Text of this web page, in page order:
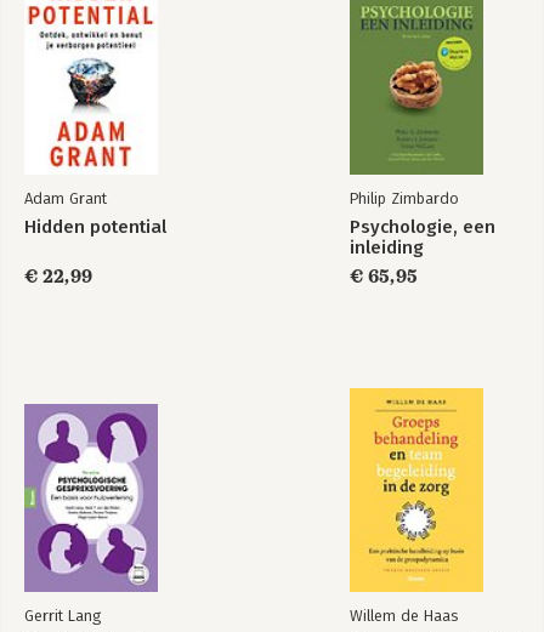
Adam Grant
Hidden potential
€ 22,99
Philip Zimbardo
Psychologie, een
inleiding
€ 65,95
Gerrit Lang Willem de Haas